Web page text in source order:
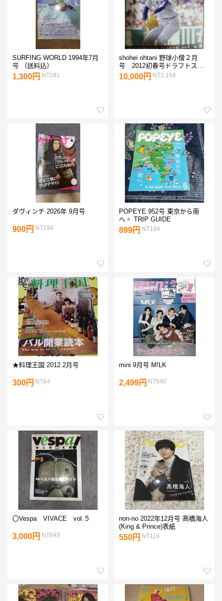
SURFING WORLD 1994年7月
号 （送料込）
1,300円 NT281
shohei ohtani 野球小僧２月
号 2012初春号ドラフトスカ
ウティング
10,000円 NT2,164
ダヴィンチ 2026年 9月号
900円 NT194
POPEYE 952号 東京から南
へ。 TRIP GUIDE
899円 NT194
★料理王国 2012.2月号
300円 NT64
mini 9月号 M!LK
2,499円 NT540
〇Vespa VIVACE vol.５
3,000円 NT649
non-no 2022年12月号 髙橋海人
(King & Prince)表紙
550円 NT119